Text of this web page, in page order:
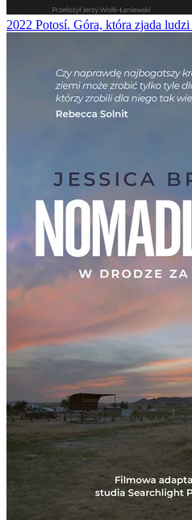
2022 Potosí. Góra, która zjada ludzi